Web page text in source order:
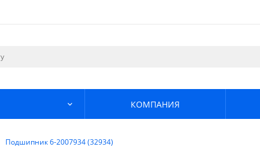
КОМПАНИЯ
Подшипник 6-2007934 (32934)